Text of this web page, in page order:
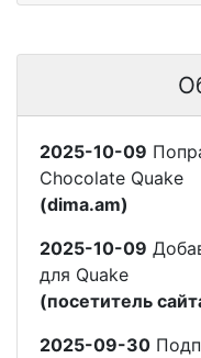
2025-10-09
Chocolate Quake
(dima.am)
2025-10-09
для Quake
(посетитель
2025-09-30